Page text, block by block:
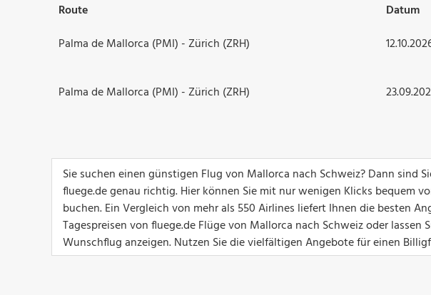
Route Datum
Palma de Mallorca (PMI) - Zürich (ZRH)
Palma de Mallorca (PMI) - Zürich (ZRH)
Sie suchen einen günstigen Flug von Mallorca nach Schweiz? Dann sind
fluege.de genau richtig. Hier können Sie mit nur wenigen Klicks bequem
buchen. Ein Vergleich von mehr als 550 Airlines liefert Ihnen die besten
Tagespreisen von fluege.de Flüge von Mallorca nach Schweiz oder
Wunschflug anzeigen. Nutzen Sie die vielfältigen Angebote für einen